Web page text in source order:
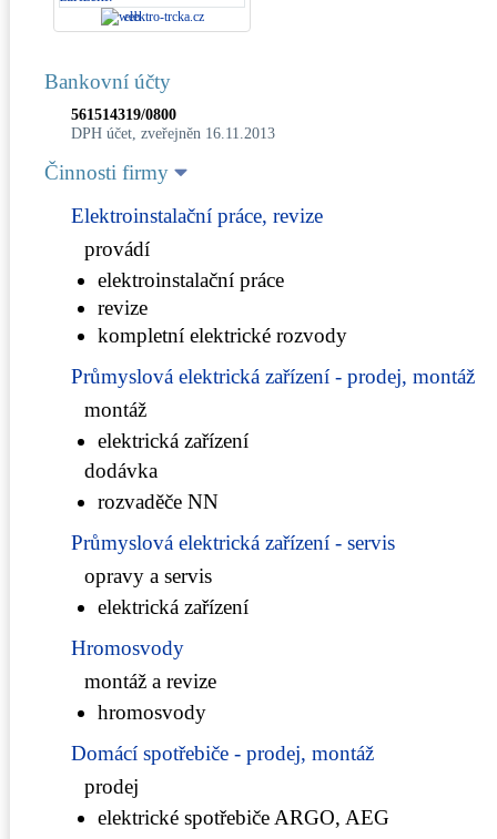
elektro-trcka.cz
Bankovní účty
561514319/0800
DPH účet, zveřejněn 16.11.2013
Činnosti firmy
Elektroinstalační práce, revize
provádí
elektroinstalační práce
revize
kompletní elektrické rozvody
Průmyslová elektrická zařízení - prodej, montáž
montáž
elektrická zařízení
dodávka
rozvaděče NN
Průmyslová elektrická zařízení - servis
opravy a servis
elektrická zařízení
Hromosvody
montáž a revize
hromosvody
Domácí spotřebiče - prodej, montáž
prodej
elektrické spotřebiče ARGO, AEG